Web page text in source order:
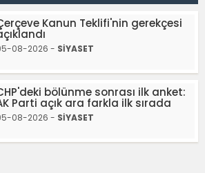
Kanun Teklifi'nin gerekçesi
08-2026 - SİYASET
bölünme sonrası ilk anket:
Parti açık ara farkla ilk sırada
08-2026 - SİYASET